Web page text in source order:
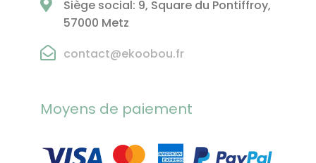
Siège social: 9, Square du Pontiffroy,
57000 Metz
contact@ekoobou.fr
Moyens de paiement